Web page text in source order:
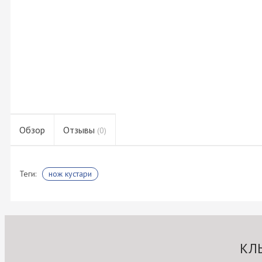
Обзор Отзывы (0)
Теги: нож кустари